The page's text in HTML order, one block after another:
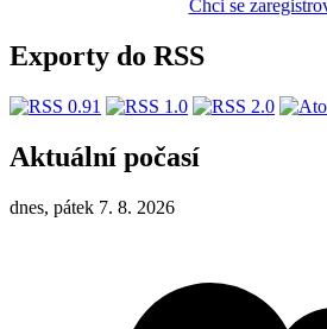
Chci se
Exporty do RSS
Aktuální počasí
dnes, pátek 7. 8. 2026